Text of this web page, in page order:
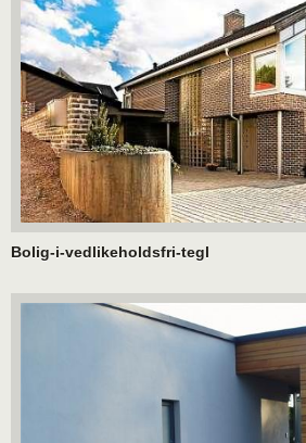
Bolig-i-vedlikeholdsfri-tegl